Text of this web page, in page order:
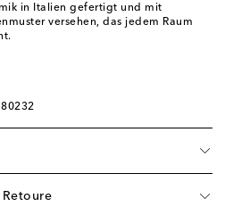
in Italien gefertigt und mit
versehen, das jedem Raum